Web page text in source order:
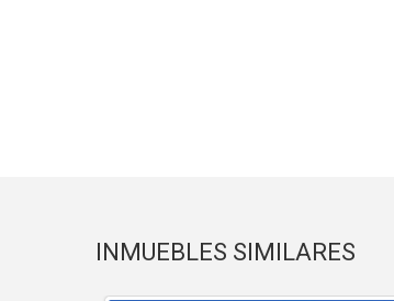
INMUEBLES SIMILARES